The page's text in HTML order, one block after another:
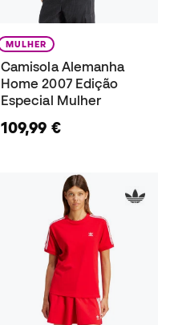
MULHER
Camisola Alemanha
Home 2007 Edição
Especial Mulher
109,99 €